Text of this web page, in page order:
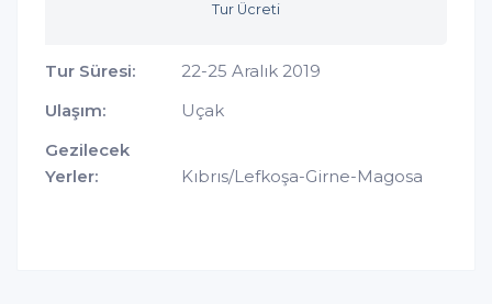
Tur Ücreti
Tur Süresi:
22-25 Aralık 2019
Ulaşım:
Uçak
Gezilecek
Yerler:
Kıbrıs/Lefkoşa-Girne-Magosa